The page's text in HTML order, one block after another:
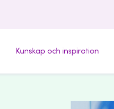
Kunskap och inspiration